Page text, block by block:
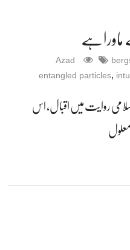
Azad
entangled particles,
روایت میں اقبال، اس